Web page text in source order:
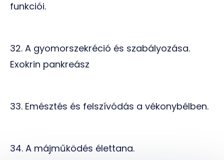
funkciói.
32. A gyomorszekréció és szabályozása.
Exokrin pankreász
33. Emésztés és felszívódás a vékonybélben.
34. A májműködés élettana.